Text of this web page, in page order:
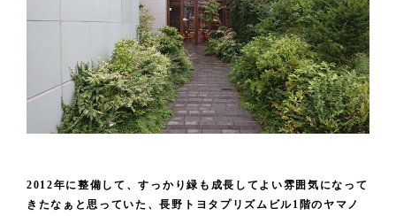
2012年に整備して、すっかり緑も成長してよい雰囲気になって
きたなぁと思っていた、長野トヨタプリズムビル1階のヤマノ